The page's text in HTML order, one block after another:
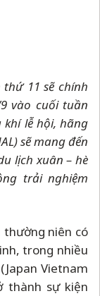
11 sẽ chính
vào cuối tuần
khí lễ hội, hãng
sẽ mang đến
lịch xuân– hè
trải nghiệm
thường niên có
trong nhiều
Vietnam
thành sự kiện